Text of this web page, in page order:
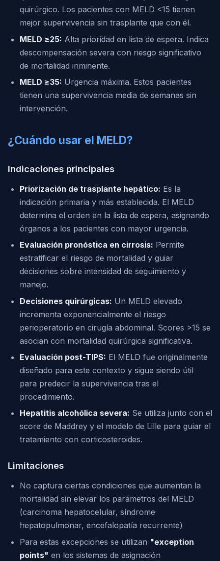
quirúrgico. Los pacientes con MELD <15 tienen
mejor supervivencia sin trasplante que con él.
MELD ≥25: Alta prioridad en lista de espera. Indica
descompensación severa con riesgo significativo
de mortalidad inminente.
MELD ≥35: Urgencia máxima. Estos pacientes
tienen una supervivencia media de semanas sin
intervención.
¿Cuándo usar el MELD?
Indicaciones principales
Priorización de trasplante hepático: Es la
indicación primaria y más establecida. El MELD
determina el orden en la lista de espera, asignando
órganos a los pacientes con mayor urgencia.
Evaluación pronóstica en cirrosis: Permite
estratificar el riesgo de mortalidad y guiar
decisiones sobre intensidad de seguimiento y
manejo.
Decisiones quirúrgicas: Un MELD elevado
incrementa exponencialmente el riesgo
perioperatorio en cirugía abdominal. Scores >15 se
asocian con mortalidad quirúrgica significativa.
Evaluación post-TIPS: El MELD fue originalmente
diseñado para este contexto y sigue siendo útil
para predecir la supervivencia tras el
procedimiento.
Hepatitis alcohólica severa: Se utiliza junto con el
score de Maddrey y el modelo de Lille para guiar el
tratamiento con corticosteroides.
Limitaciones
No captura ciertas condiciones que aumentan la
mortalidad sin elevar los parámetros del MELD
(carcinoma hepatocelular, síndrome
hepatopulmonar, encefalopatía recurrente)
Para estas excepciones se utilizan "exception
points" en los sistemas de asignación